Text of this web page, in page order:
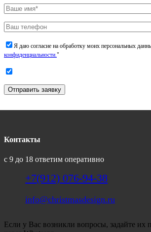
Я даю согласие на обработку моих персональных
конфиденциальности."
Отправить заявку
Контакты
с 9 до 18 ответим оперативно
+7(912) 076-94-38
info@christmasdesign.ru
Если у Вас возникли вопросы, задайте их